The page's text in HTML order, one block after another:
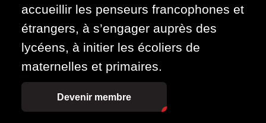
accueillir les penseurs francophones et
étrangers, à s’engager auprès des
lycéens, à initier les écoliers de
maternelles et primaires.
Devenir membre